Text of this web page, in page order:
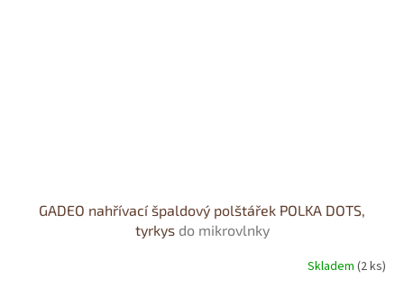
GADEO nahřívací špaldový polštářek POLKA DOTS,
tyrkys do mikrovlnky
Skladem (2 ks)